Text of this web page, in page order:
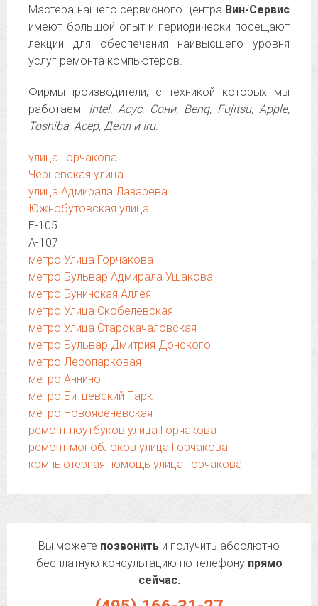
Мастера нашего сервисного центра Вин-Сервис
имеют большой опыт и периодически посещают
лекции для обеспечения наивысшего уровня
услуг ремонта компьютеров.
Фирмы-производители, с техникой которых мы
работаем: Intel, Асус, Сони, Benq, Fujitsu, Apple,
Toshiba, Асер, Делл и Iru.
улица Горчакова
Черневская улица
улица Адмирала Лазарева
Южнобутовская улица
Е-105
А-107
метро Улица Горчакова
метро Бульвар Адмирала Ушакова
метро Бунинская Аллея
метро Улица Скобелевская
метро Улица Старокачаловская
метро Бульвар Дмитрия Донского
метро Лесопарковая
метро Аннино
метро Битцевский Парк
метро Новоясеневская
ремонт ноутбуков улица Горчакова
ремонт моноблоков улица Горчакова
компьютерная помощь улица Горчакова
Вы можете позвонить и получить абсолютно
бесплатную консультацию по телефону прямо
сейчас.